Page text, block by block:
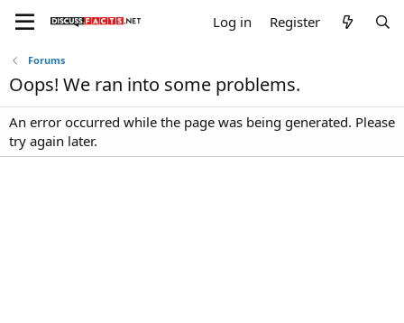
Log in Register
Forums
Oops! We ran into some problems.
An error occurred while the page was being generated. Please
try again later.